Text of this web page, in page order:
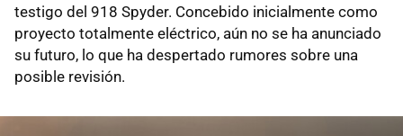
testigo del 918 Spyder. Concebido inicialmente como
proyecto totalmente eléctrico, aún no se ha anunciado
su futuro, lo que ha despertado rumores sobre una
posible revisión.